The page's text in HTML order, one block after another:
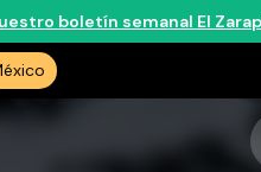
boletín semanal El